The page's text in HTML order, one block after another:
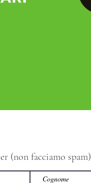
(non facciamo spam)